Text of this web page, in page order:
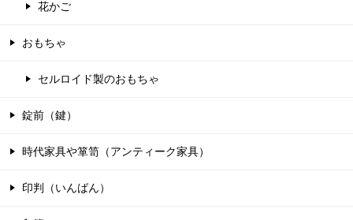
花かご
おもちゃ
セルロイド製のおもちゃ
錠前（鍵）
時代家具や箪笥（アンティーク家具）
印判（いんばん）